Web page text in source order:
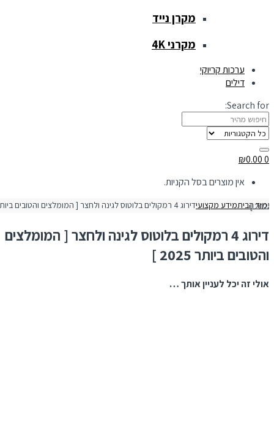
מקרן נייד
מקרני 4K
ערכות קריוקי
דילים
Search for:
₪0.00
אין מוצרים בסל הקניות.
הביתמידע מקצועי לגינה ולחצר [ המומלצים והטובים ביותר 2025 ]
דירוג 4 רמקולים בלוטוס לגינה ולחצר [ המומלצים
והטובים ביותר 2025 ]
אולי זה יכל לעניין אותך …